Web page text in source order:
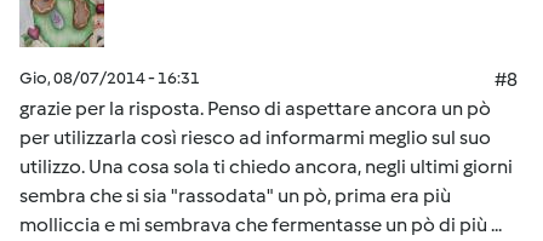
Gio, 08/07/2014 - 16:31
#8
grazie per la risposta. Penso di aspettare ancora un pò
per utilizzarla così riesco ad informarmi meglio sul suo
utilizzo. Una cosa sola ti chiedo ancora, negli ultimi giorni
sembra che si sia "rassodata" un pò, prima era più
molliccia e mi sembrava che fermentasse un pò di più ...